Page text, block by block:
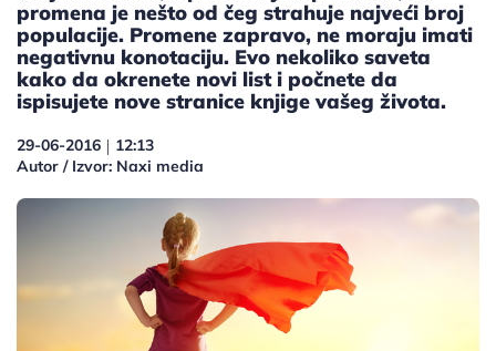
promena je nešto od čeg strahuje najveći broj
populacije. Promene zapravo, ne moraju imati
negativnu konotaciju. Evo nekoliko saveta
kako da okrenete novi list i počnete da
ispisujete nove stranice knjige vašeg života.
29-06-2016 | 12:13
Autor / Izvor: Naxi media